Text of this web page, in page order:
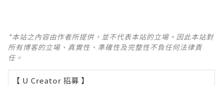
*本站之內容由作者所提供，並不代表本站的立場。因此本站對
所有博客的立場、真實性、準確性及完整性不負任何法律責
任。
【 U Creator 招募 】